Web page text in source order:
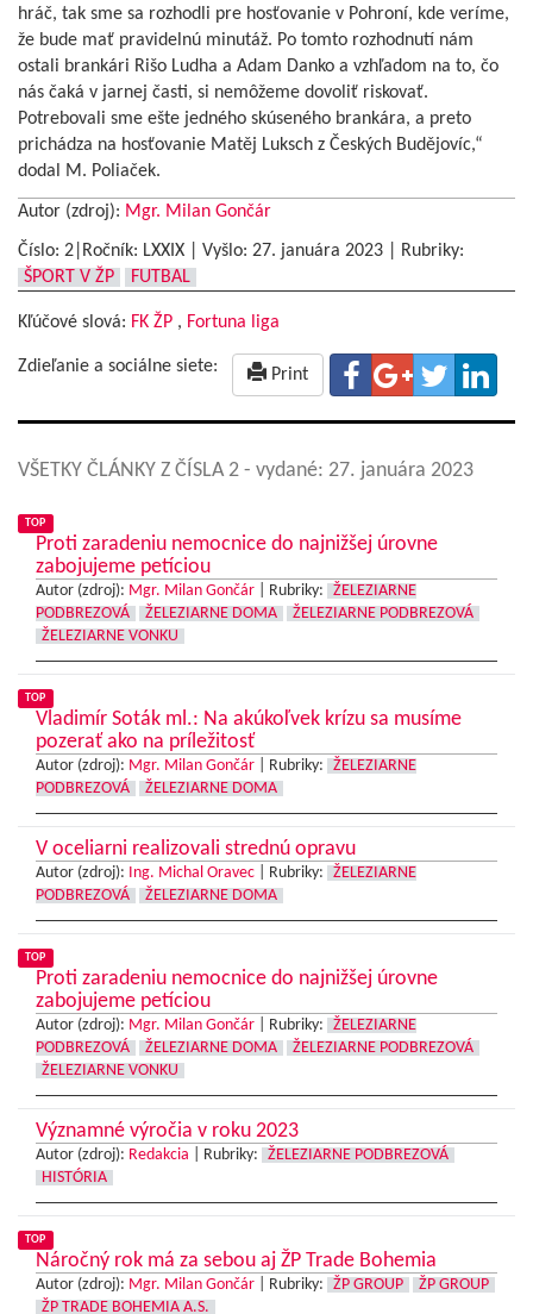
hráč, tak sme sa rozhodli pre hosťovanie v Pohroní, kde veríme,
že bude mať pravidelnú minutáž. Po tomto rozhodnutí nám
ostali brankári Rišo Ludha a Adam Danko a vzhľadom na to, čo
nás čaká v jarnej časti, si nemôžeme dovoliť riskovať.
Potrebovali sme ešte jedného skúseného brankára, a preto
prichádza na hosťovanie Matěj Luksch z Českých Budějovíc,“
dodal M. Poliaček.
Autor (zdroj): Mgr. Milan Gončár
Číslo: 2|Ročník: LXXIX | Vyšlo: 27. januára 2023
Rubriky:
ŠPORT V ŽP
FUTBAL
Kľúčové slová: FK ŽP , Fortuna liga
Zdieľanie a sociálne siete: Print
VŠETKY ČLÁNKY Z ČÍSLA 2 - vydané: 27. januára 2023
TOP
Proti zaradeniu nemocnice do najnižšej úrovne
zabojujeme petíciou
Autor (zdroj): Mgr. Milan Gončár Rubriky:
ŽELEZIARNE
PODBREZOVÁ
ŽELEZIARNE DOMA
ŽELEZIARNE PODBREZOVÁ
ŽELEZIARNE VONKU
TOP
Vladimír Soták ml.: Na akúkoľvek krízu sa musíme
pozerať ako na príležitosť
Autor (zdroj): Mgr. Milan Gončár Rubriky:
ŽELEZIARNE
PODBREZOVÁ
ŽELEZIARNE DOMA
V oceliarni realizovali strednú opravu
Autor (zdroj): Ing. Michal Oravec Rubriky:
ŽELEZIARNE
PODBREZOVÁ
ŽELEZIARNE DOMA
TOP
Proti zaradeniu nemocnice do najnižšej úrovne
zabojujeme petíciou
Autor (zdroj): Mgr. Milan Gončár Rubriky:
ŽELEZIARNE
PODBREZOVÁ
ŽELEZIARNE DOMA
ŽELEZIARNE PODBREZOVÁ
ŽELEZIARNE VONKU
Významné výročia v roku 2023
Autor (zdroj): Redakcia Rubriky:
ŽELEZIARNE PODBREZOVÁ
HISTÓRIA
TOP
Náročný rok má za sebou aj ŽP Trade Bohemia
Autor (zdroj): Mgr. Milan Gončár Rubriky: ŽP GROUP
ŽP GROUP
ŽP TRADE BOHEMIA A.S.